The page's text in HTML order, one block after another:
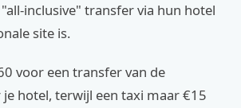
inclusive" transfer via hun hotel
site is.
voor een transfer van de
hotel, terwijl een taxi maar €15